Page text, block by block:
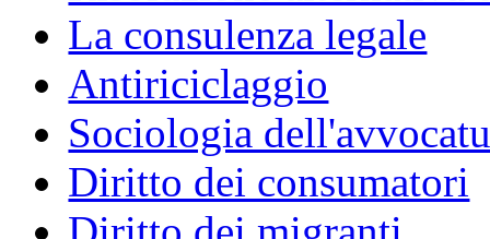
La consulenza legale
Antiriciclaggio
Sociologia
Diritto dei consumatori